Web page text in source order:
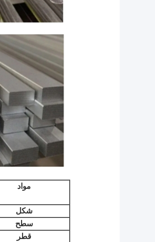
مواد
شکل
سطح
قطر